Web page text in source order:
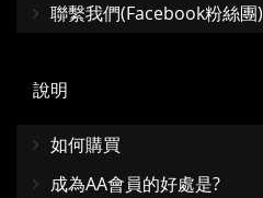
聯繫我們(Facebook粉絲團)
說明
如何購買
成為AA會員的好處是?